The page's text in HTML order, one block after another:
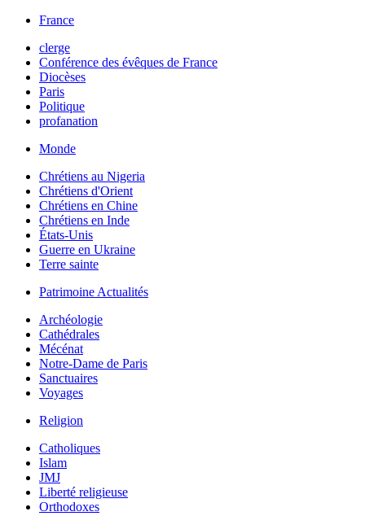
France
clerge
Conférence des évêques de France
Diocèses
Paris
Politique
profanation
Monde
Chrétiens au Nigeria
Chrétiens d'Orient
Chrétiens en Chine
Chrétiens en Inde
États-Unis
Guerre en Ukraine
Terre sainte
Patrimoine Actualités
Archéologie
Cathédrales
Mécénat
Notre-Dame de Paris
Sanctuaires
Voyages
Religion
Catholiques
Islam
JMJ
Liberté religieuse
Orthodoxes